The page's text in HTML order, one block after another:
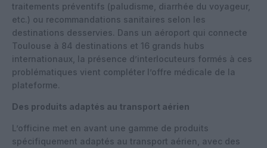
traitements préventifs (paludisme, diarrhée du voyageur,
etc.) ou recommandations sanitaires selon les
destinations desservies. Dans un aéroport qui connecte
Toulouse à 84 destinations et 16 grands hubs
internationaux, la présence d’interlocuteurs formés à ces
problématiques vient compléter l’offre médicale de la
plateforme.
Des produits adaptés au transport aérien
L’officine met en avant une gamme de produits
spécifiquement adaptés au transport aérien, avec des